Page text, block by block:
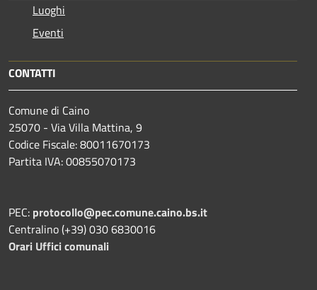
Luoghi
Eventi
CONTATTI
Comune di Caino
25070 - Via Villa Mattina, 9
Codice Fiscale: 80011670173
Partita IVA: 00855070173
PEC: protocollo@pec.comune.caino.bs.it
Centralino (+39) 030 6830016
Orari Uffici comunali